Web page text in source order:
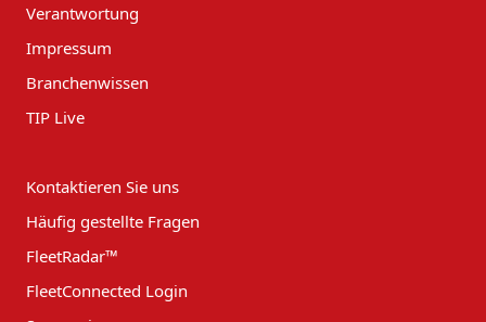
Verantwortung
Impressum
Branchenwissen
TIP Live
Kontaktieren Sie uns
Häufig gestellte Fragen
FleetRadar™
FleetConnected Login